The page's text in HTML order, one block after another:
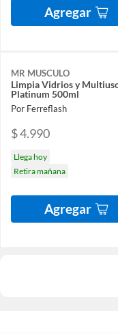
Agregar
MR MUSCULO
Limpia Vidrios y
Platinum 500ml
Por Ferreflash
$ 4.990
Llega hoy
Retira mañana
Agregar